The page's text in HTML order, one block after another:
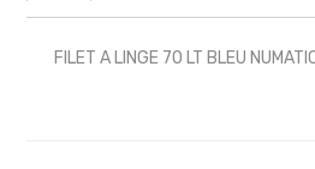
FILET A LINGE 70 LT BLEU